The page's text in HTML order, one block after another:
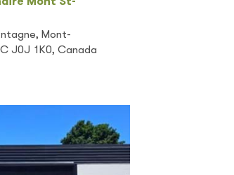
Mont-
J0J 1K0, Canada